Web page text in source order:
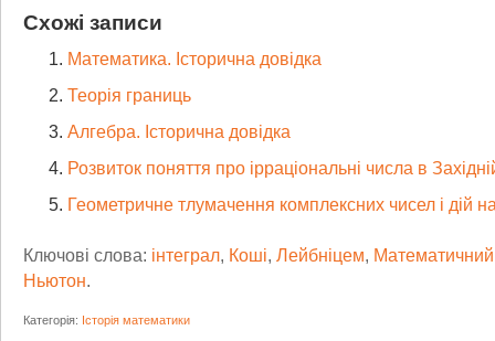
Схожі записи
Математика. Історична довідка
Теорія границь
Алгебра. Історична довідка
Розвиток поняття про ірраціональні числа в
Геометричне тлумачення комплексних чисел і дій
Ключові слова: інтеграл, Коші, Лейбніцем, Математичний
Ньютон.
Категорія: Історія математики